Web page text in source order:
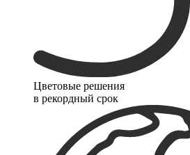
Цветовые решения
в рекордный срок